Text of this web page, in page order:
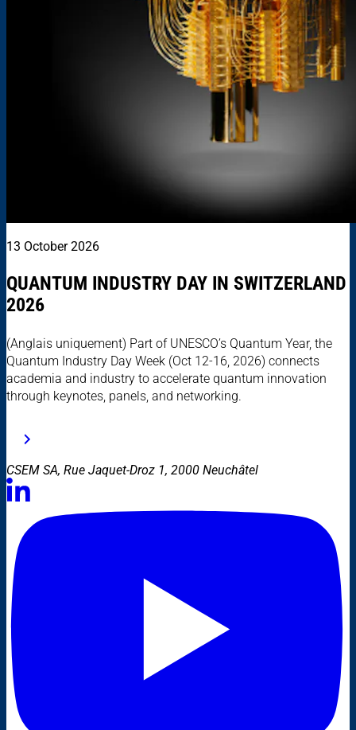
13 October 2026
QUANTUM INDUSTRY DAY IN SWITZERLAND
2026
(Anglais uniquement) Part of UNESCO’s Quantum Year, the
Quantum Industry Day Week (Oct 12-16, 2026) connects
academia and industry to accelerate quantum innovation
through keynotes, panels, and networking.
CSEM SA, Rue Jaquet-Droz 1, 2000 Neuchâtel